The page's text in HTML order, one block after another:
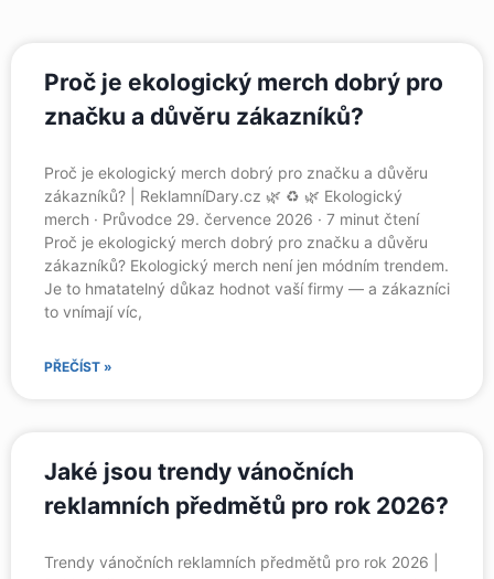
Proč je ekologický merch dobrý pro
značku a důvěru zákazníků?
Proč je ekologický merch dobrý pro značku a důvěru
zákazníků? | ReklamníDary.cz 🌿 ♻️ 🌿 Ekologický
merch · Průvodce 29. července 2026 · 7 minut čtení
Proč je ekologický merch dobrý pro značku a důvěru
zákazníků? Ekologický merch není jen módním trendem.
Je to hmatatelný důkaz hodnot vaší firmy — a zákazníci
to vnímají víc,
PŘEČÍST »
Jaké jsou trendy vánočních
reklamních předmětů pro rok 2026?
Trendy vánočních reklamních předmětů pro rok 2026 |